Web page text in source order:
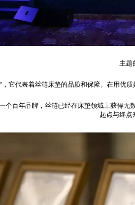
主题
，它代表着丝涟床垫的品质和保障。在用优
个百年品牌，丝涟已经在床垫领域上获得无
起点与终点